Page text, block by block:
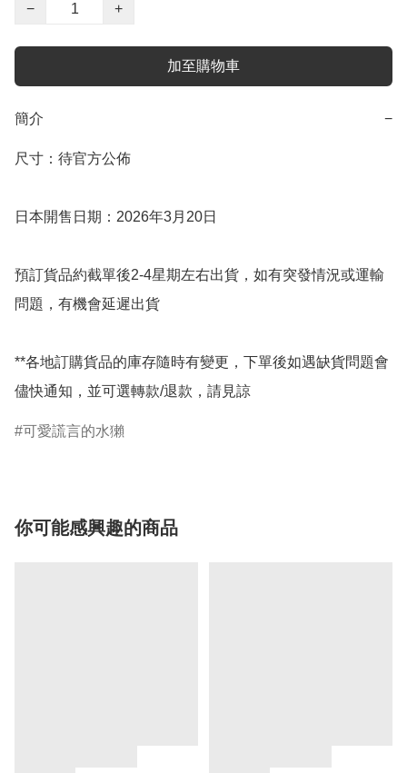
−
+
加至購物車
簡介 −
尺寸：待官方公佈
日本開售日期：2026年3月20日
預訂貨品約截單後2-4星期左右出貨，如有突發情況或運輸
問題，有機會延遲出貨
**各地訂購貨品的庫存隨時有變更，下單後如遇缺貨問題會
儘快通知，並可選轉款/退款，請見諒
可愛謊言的水獺
你可能感興趣的商品